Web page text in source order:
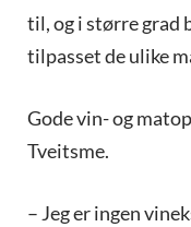
til, og i større grad
tilpasset de ulike
Gode vin- og
Tveitsme.
– Jeg er ingen